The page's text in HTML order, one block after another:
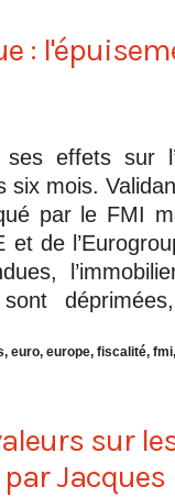
:
effets sur
mois.
par le FMI
de
, euro, europe, fiscalité, fmi
sur